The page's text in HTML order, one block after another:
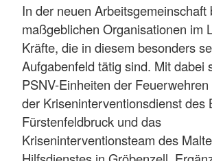
In der neuen Arbeitsgemeinschaft
maßgeblichen Organisationen im
Kräfte, die in diesem besonders
Aufgabenfeld tätig sind. Mit dabei
PSNV-Einheiten der
der Kriseninterventionsdienst des
Fürstenfeldbruck und das
Kriseninterventionsteam des